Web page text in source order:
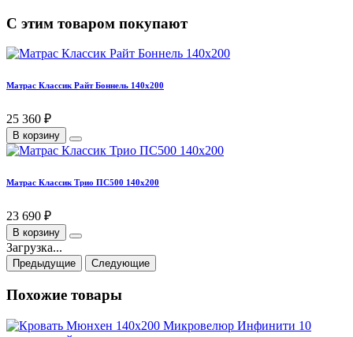
С этим товаром покупают
Матрас Классик Райт Боннель 140х200
25 360 ₽
В корзину
Матрас Классик Трио ПС500 140х200
23 690 ₽
В корзину
Загрузка...
Предыдущие Следующие
Похожие товары